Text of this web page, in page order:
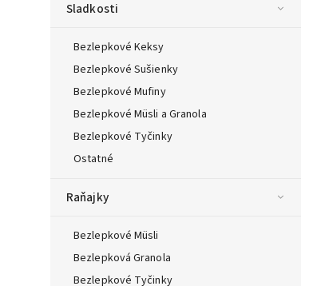
Sladkosti
Bezlepkové Keksy
Bezlepkové Sušienky
Bezlepkové Mufiny
Bezlepkové Müsli a Granola
Bezlepkové Tyčinky
Ostatné
Raňajky
Bezlepkové Müsli
Bezlepková Granola
Bezlepkové Tyčinky